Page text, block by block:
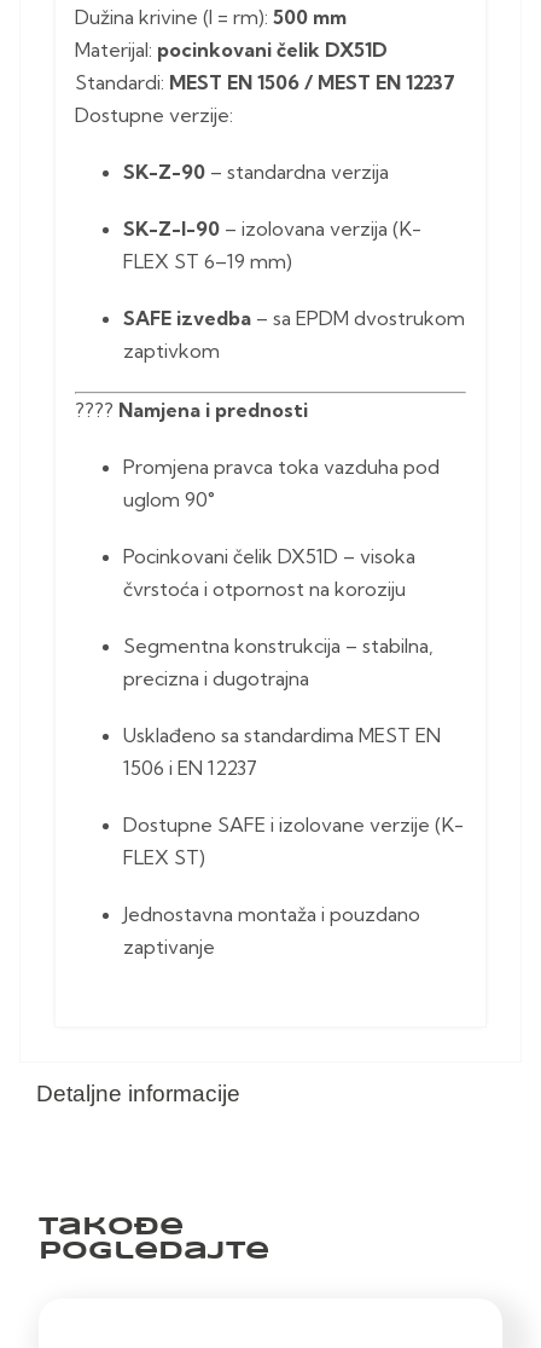
Detaljne informacije
Dužina krivine (l = rm): 500 mm
Materijal: pocinkovani čelik DX51D
Standardi: MEST EN 1506 / MEST EN 12237
Dostupne verzije:
SK-Z-90 – standardna verzija
SK-Z-I-90 – izolovana verzija (K-
FLEX ST 6–19 mm)
SAFE izvedba – sa EPDM dvostrukom
zaptivkom
????️ Namjena i prednosti
Promjena pravca toka vazduha pod
uglom 90°
Pocinkovani čelik DX51D – visoka
čvrstoća i otpornost na koroziju
Segmentna konstrukcija – stabilna,
precizna i dugotrajna
Usklađeno sa standardima MEST EN
1506 i EN 12237
Dostupne SAFE i izolovane verzije (K-
FLEX ST)
Jednostavna montaža i pouzdano
zaptivanje
Takođe
pogledajte